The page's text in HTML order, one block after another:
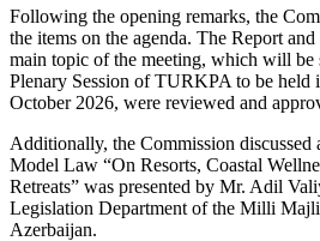
Following the opening remarks, the
the items on the agenda. The Report
main topic of the meeting, which will be
Plenary Session of TURKPA to be
October 2026, were reviewed and
Additionally, the Commission discussed
Model Law “On Resorts, Coastal
Retreats” was presented by Mr. Adil
Legislation Department of the Milli
Azerbaijan.